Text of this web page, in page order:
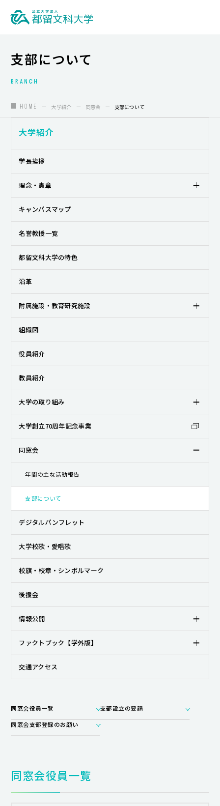
入試情報
学部・学科・大学院
地域連携
国際交流
研究活動
キャンパスライフ
就職・キャリア支援
支部について
BRANCH
HOME 大学紹介 同窓会 支部について
大学紹介
学長挨拶
理念・憲章
キャンパスマップ
名誉教授一覧
都留文科大学の特色
沿革
附属施設・教育研究施設
組織図
役員紹介
教員紹介
大学の取り組み
大学創立70周年記念事業
同窓会
年間の主な活動報告
支部について
デジタルパンフレット
大学校歌・愛唱歌
校旗・校章・シンボルマーク
後援会
情報公開
ファクトブック【学外版】
交通アクセス
同窓会役員一覧
支部設立の要請
同窓会支部登録のお願い
同窓会役員一覧